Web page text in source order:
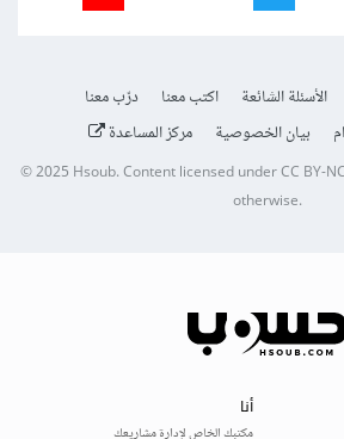
الأسئلة الشائعة اكتب معنا
درّب معنا
بيان الخصوصية مركز المساعدة
© 2025Hsoub.Content licensed underCC BY-
otherwise.